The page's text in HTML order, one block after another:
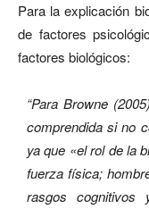
Para la explicación
de factores
factores biológicos:
“Para Browne
comprendida si no
ya que «el rol de la
fuerza física;
rasgos cognitivos